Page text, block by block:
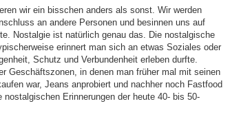
wir ein bisschen anders als sonst. Wir werden
an andere Personen und besinnen uns auf
Nostalgie ist natürlich genau das. Die nostalgische
erinnert man sich an etwas Soziales oder
Schutz und Verbundenheit erleben durfte.
Geschäftszonen, in denen man früher mal mit seinen
war, Jeans anprobiert und nachher noch Fastfood
Erinnerungen der heute 40- bis 50-